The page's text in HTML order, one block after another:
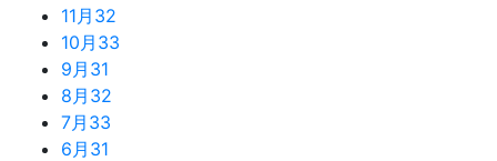
11月 32
10月 33
9月 31
8月 32
7月 33
6月 31